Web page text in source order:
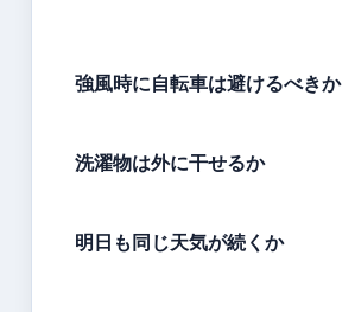
強風時に自転車は避けるべきか
洗濯物は外に干せるか
明日も同じ天気が続くか